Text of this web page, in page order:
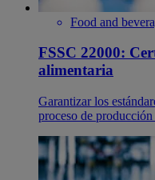
Food and
FSSC 22000:
alimentaria
Garantizar los
proceso de